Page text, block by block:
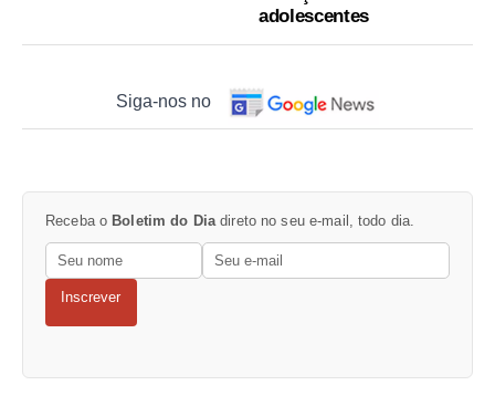
adolescentes
Siga-nos no
Receba o Boletim do Diadireto no seu e-mail, todo dia.
Inscrever